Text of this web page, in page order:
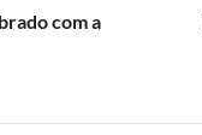
com a